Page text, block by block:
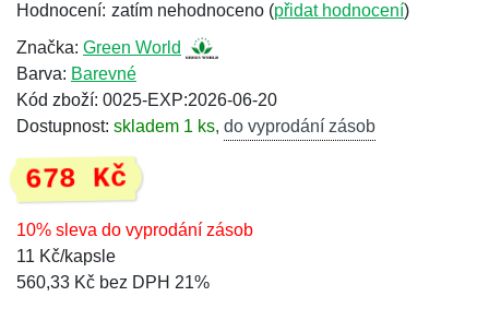
Hodnocení: zatím nehodnoceno (přidat hodnocení)
Značka: Green World
Barva: Barevné
Kód zboží: 0025-EXP:2026-06-20
Dostupnost: skladem 1 ks, do vyprodání zásob
678 Kč
10% sleva do vyprodání zásob
11 Kč/kapsle
560,33 Kč bez DPH 21%